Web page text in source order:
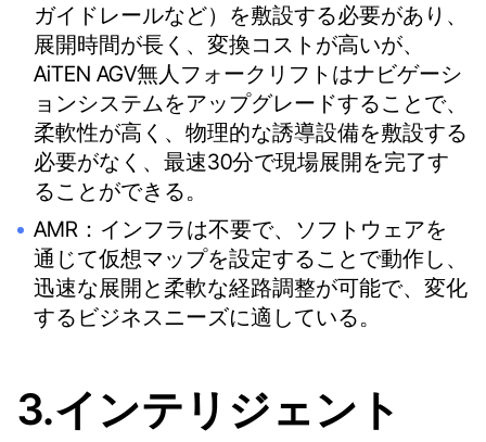
ガイドレールなど）を敷設する必要があり、
展開時間が長く、変換コストが高いが、
AiTEN AGV無人フォークリフトはナビゲーシ
ョンシステムをアップグレードすることで、
柔軟性が高く、物理的な誘導設備を敷設する
必要がなく、最速30分で現場展開を完了す
ることができる。
AMR：インフラは不要で、ソフトウェアを
通じて仮想マップを設定することで動作し、
迅速な展開と柔軟な経路調整が可能で、変化
するビジネスニーズに適している。
3.インテリジェント